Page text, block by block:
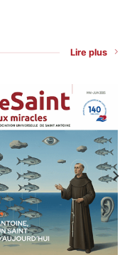
Lire plus